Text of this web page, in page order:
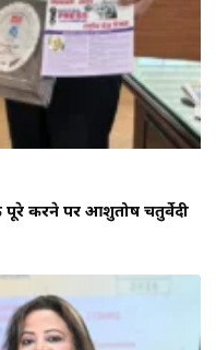
पूरे करने पर आशुतोष चतुर्वेदी